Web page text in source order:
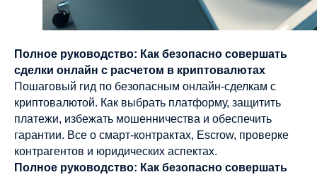
Полное руководство: Как безопасно совершать
сделки онлайн с расчетом в криптовалютах
Пошаговый гид по безопасным онлайн-сделкам с
криптовалютой. Как выбрать платформу, защитить
платежи, избежать мошенничества и обеспечить
гарантии. Все о смарт-контрактах, Escrow, проверке
контрагентов и юридических аспектах.
Полное руководство: Как безопасно совершать